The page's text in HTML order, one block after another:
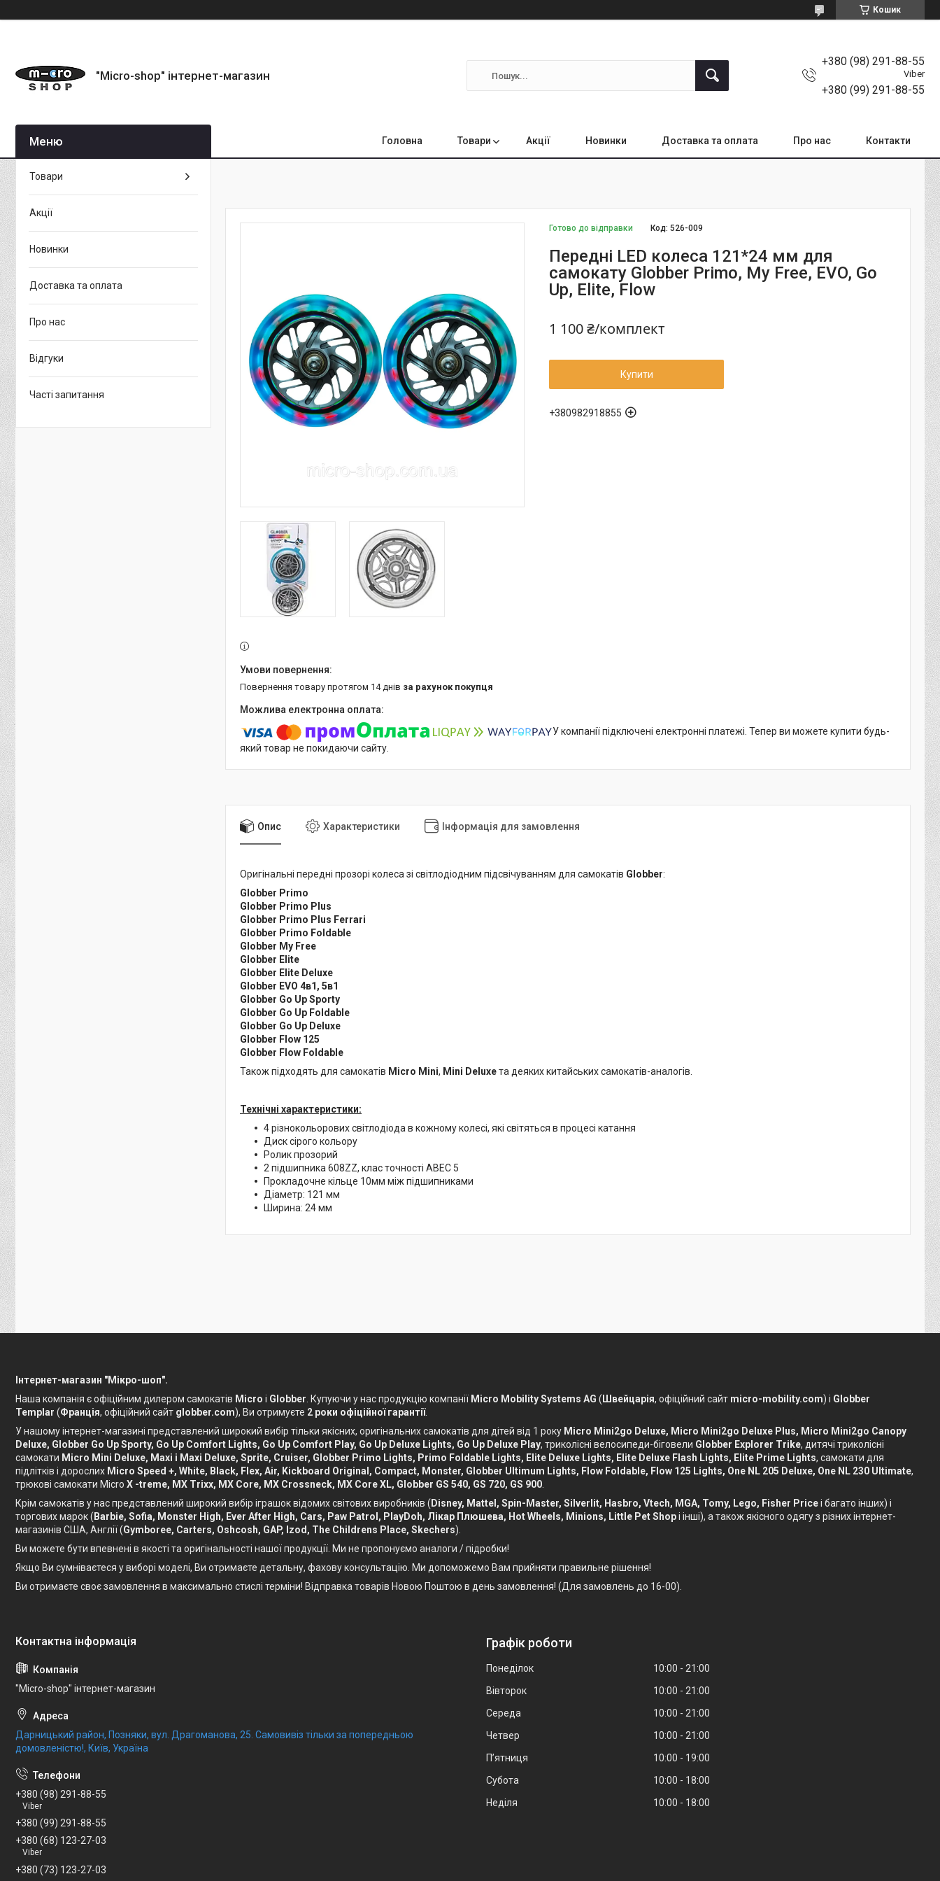
Кошик
"Micro-shop" інтернет-магазин
+380 (98) 291-88-55
Viber
+380 (99) 291-88-55
Головна Товари Акції Новинки Доставка та оплата Про нас Контакти
Готово до відправки Код:526-009
Передні LED колеса 121*24 мм для
самокату Globber Primo, My Free, EVO, Go
Up, Elite, Flow
1 100 ₴/комплект
Купити
+380982918855
повернення товару протягом 14 днів за рахунок покупця
У компанії підключені електронні платежі. Тепер ви можете купити будь-
який товар не покидаючи сайту.
Опис Характеристики Інформація для замовлення
Оригінальні передні прозорі колеса зі світлодіодним підсвічуванням для самокатів Globber:
Globber Primo
Globber Primo Plus
Globber Primo Plus Ferrari
Globber Primo Foldable
Globber My Free
Globber Elite
Globber Elite Deluxe
Globber EVO 4в1, 5в1
Globber Go Up Sporty
Globber Go Up Foldable
Globber Go Up Deluxe
Globber Flow 125
Globber Flow Foldable
Також підходять для самокатів Micro Mini, Mini Deluxeта деяких китайських самокатів-аналогів.
Технічні характеристики:
4 різнокольорових світлодіода в кожному колесі, які світяться в процесі катання
Диск сірого кольору
Ролик прозорий
2 підшипника 608ZZ, клас точності ABEC 5
Прокладочне кільце 10мм між підшипниками
Діаметр: 121 мм
Ширина: 24 мм
Товари
Акції
Новинки
Доставка та оплата
Про нас
Відгуки
Часті запитання
Інтернет-магазин "Мікро-шоп".
Наша компанія є офіційним дилером самокатів Micro і Globber . Купуючи у нас продукцію компанії Micro Mobility Systems AG ( Швейцарія, офіційний сайт micro-mobility.com) і Globber
Templar (Франція, офіційний сайт globber.com), Ви отримуєте 2 роки офіційної гарантії.
У нашому інтернет-магазині представлений широкий вибір тільки якісних, оригінальних самокатів для дітей від 1 року Micro Mini2go Deluxe, Micro Mini2go Deluxe Plus, Micro Mini2go Canopy
Deluxe, Globber Go Up Sporty, Go Up Comfort Lights, Go Up Comfort Play, Go Up Deluxe Lights, Go Up Deluxe Play, триколісні велосипеди-біговели Globber Explorer Trike, дитячі триколісні
самокати Micro Mini Deluxe, Maxi і Maxi Deluxe, Sprite, Cruiser, Globber Primo Lights, Primo Foldable Lights, Elite Deluxe Lights, Elite Deluxe Flash Lights, Elite Prime Lights, самокати для
підлітків і дорослих Micro Speed ​​+, White, Black, Flex, Air, Kickboard Original, Compact, Monster, Globber Ultimum Lights, Flow Foldable, Flow 125 Lights, One NL 205 Deluxe, One NL 230 Ultimate,
трюкові самокати Micro X -treme, MX Trixx, MX Core, MX Crossneck, MX Core XL, Globber GS 540, GS 720, GS 900
Крім самокатів у нас представлений широкий вибір іграшок відомих світових виробників ( Disney, Mattel, Spin-Master, Silverlit, Hasbro, Vtech, MGA, Tomy, Lego, Fisher Priceі багато інших) і
торгових марок ( Barbie, Sofia, Monster High, Ever After High, Cars, Paw Patrol, PlayDoh, Лікар Плюшева, Hot Wheels, Minions, Little Pet Shopі інші), а також якісного одягу з різних інтернет-
магазинів США, Англії (Gymboree, Carters, Oshcosh, GAP, Izod, The Childrens Place, Skechers).
Ви можете бути впевнені в якості та оригінальності нашої продукції. Ми не пропонуємо аналоги / підробки!
Якщо Ви сумніваєтеся у виборі моделі, Ви отримаєте детальну, фахову консультацію. Ми допоможемо Вам прийняти правильне рішення!
Ви отримаєте своє замовлення в максимально стислі терміни! Відправка товарів Новою Поштою в день замовлення! (Для замовлень до 16-00).
"Micro-shop" інтернет-магазин
Дарницький район, Позняки, вул. Драгоманова, 25. Самовивіз тільки за попередньою
домовленістю!, Київ, Україна
+380 (98) 291-88-55
Viber
+380 (99) 291-88-55
+380 (68) 123-27-03
Viber
+380 (73) 123-27-03
Графік роботи
Понеділок 10:00
21:00
Вівторок
10:00
21:00
Середа
10:00
21:00
Четвер
10:00
21:00
Пʼятниця
10:00
19:00
Субота
10:00
18:00
Неділя
10:00 18:00